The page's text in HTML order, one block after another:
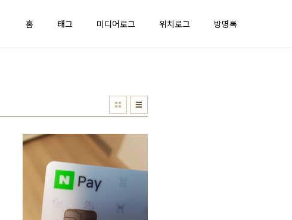
홈 태그 미디어로그 위치로그 방명록